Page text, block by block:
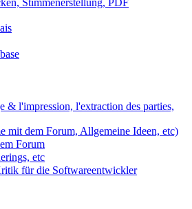
Stimmenerstellung, PDF
& l'impression, l'extraction des parties,
mit dem Forum, Allgemeine Ideen, etc)
Forum
etc
für die Softwareentwickler